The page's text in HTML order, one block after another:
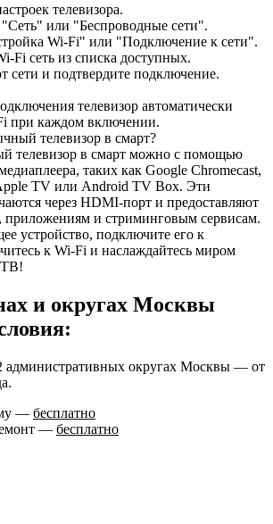
телевизора.
"Сеть" или "Беспроводные сети".
Wi-Fi" или "Подключение к сети".
Fi сеть из списка доступных.
сети и подтвердите подключение.
телевизор автоматически
при каждом включении.
телевизор в смарт?
телевизор в смарт можно с помощью
таких как Google Chromecast,
TV или Android TV Box. Эти
через HDMI-порт и предоставляют
приложениям и стриминговым сервисам.
устройство, подключите его к
к Wi-Fi и наслаждайтесь миром
ТВ!
и округах Москвы
административных округах Москвы — от
— бесплатно
— бесплатно